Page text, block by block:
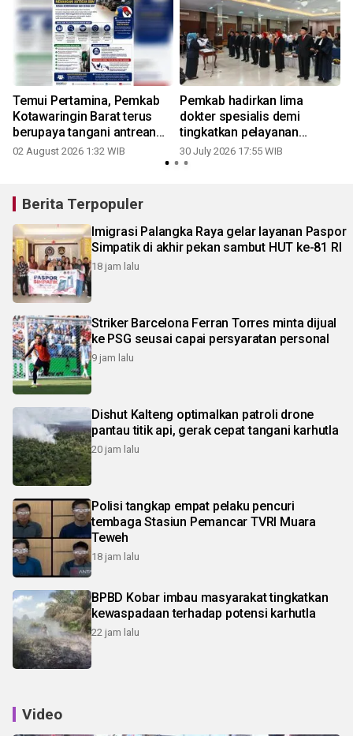
Temui Pertamina, Pemkab
Kotawaringin Barat terus
berupaya tangani antrean
BBM sesuai kewenangan
02 August 2026 1:32 WIB
Pemkab hadirkan lima
dokter spesialis demi
tingkatkan pelayanan
kesehatan di Kobar
30 July 2026 17:55 WIB
Berita Terpopuler
Imigrasi Palangka Raya gelar layanan Paspor
Simpatik di akhir pekan sambut HUT ke-81 RI
18 jam lalu
Striker Barcelona Ferran Torres minta dijual
ke PSG seusai capai persyaratan personal
9 jam lalu
Dishut Kalteng optimalkan patroli drone
pantau titik api, gerak cepat tangani karhutla
20 jam lalu
Polisi tangkap empat pelaku pencuri
tembaga Stasiun Pemancar TVRI Muara
Teweh
18 jam lalu
BPBD Kobar imbau masyarakat tingkatkan
kewaspadaan terhadap potensi karhutla
22 jam lalu
Video